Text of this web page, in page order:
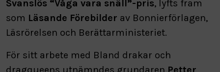
Svanslös “Våga vara snäll”-pris, lyfts fram
som Läsande Förebilder av Bonnierförlagen,
Läsrörelsen och Berättarministeriet.
För sitt arbete med Bland drakar och
dragqueens utnämndes grundaren Petter